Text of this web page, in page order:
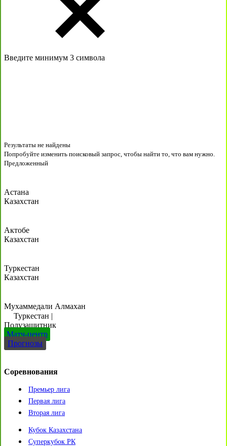
Введите минимум 3 символа
Результаты не найдены
Попробуйте изменить поисковый запрос, чтобы найти то, что вам нужно.
Предложенный
Астана
Казахстан
Актобе
Казахстан
Туркестан
Казахстан
Мухаммедали Алмахан
Туркестан |
Полузащитник
Матч-центр
Прогнозы
Соревнования
Премьер лига
Первая лига
Вторая лига
Кубок Казахстана
Суперкубок РК